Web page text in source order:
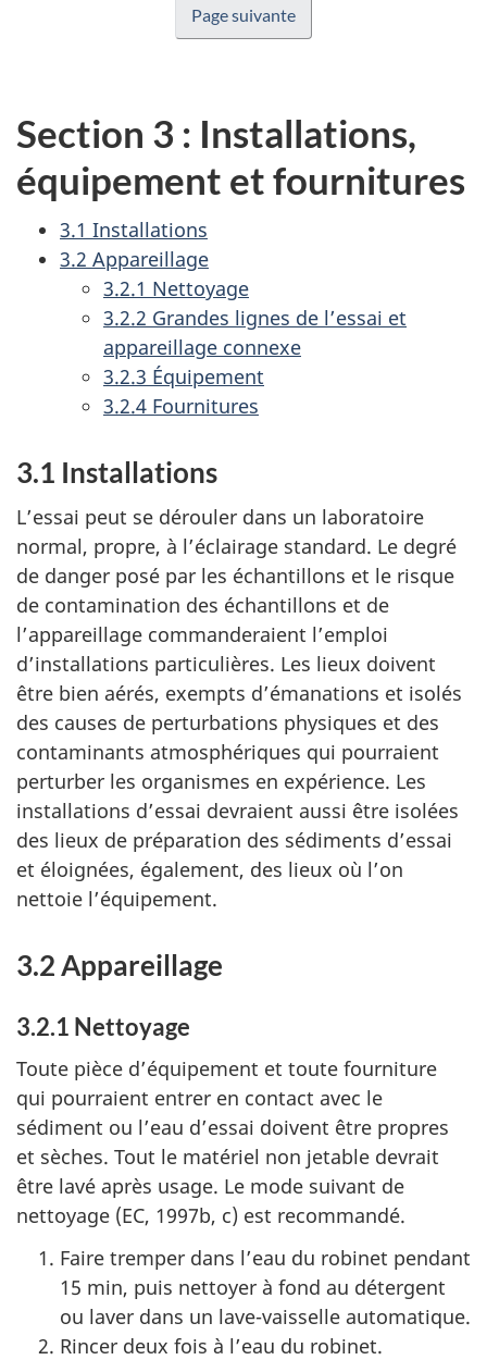
Page suivante
Section 3 : Installations,
équipement et fournitures
3.1 Installations
3.2 Appareillage
3.2.1 Nettoyage
3.2.2 Grandes lignes de l’essai et
appareillage connexe
3.2.3 Équipement
3.2.4 Fournitures
3.1 Installations
L’essai peut se dérouler dans un laboratoire
normal, propre, à l’éclairage standard. Le degré
de danger posé par les échantillons et le risque
de contamination des échantillons et de
l’appareillage commanderaient l’emploi
d’installations particulières. Les lieux doivent
être bien aérés, exempts d’émanations et isolés
des causes de perturbations physiques et des
contaminants atmosphériques qui pourraient
perturber les organismes en expérience. Les
installations d’essai devraient aussi être isolées
des lieux de préparation des sédiments d’essai
et éloignées, également, des lieux où l’on
nettoie l’équipement.
3.2 Appareillage
3.2.1 Nettoyage
Toute pièce d’équipement et toute fourniture
qui pourraient entrer en contact avec le
sédiment ou l’eau d’essai doivent être propres
et sèches. Tout le matériel non jetable devrait
être lavé après usage. Le mode suivant de
nettoyage (EC, 1997b, c) est recommandé.
Faire tremper dans l’eau du robinet pendant
15 min, puis nettoyer à fond au détergent
ou laver dans un lave-vaisselle automatique.
Rincer deux fois à l’eau du robinet.